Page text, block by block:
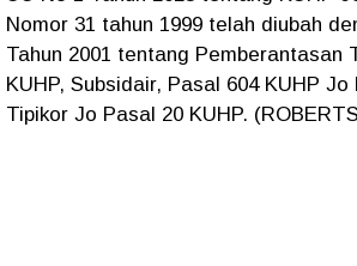
Nomor 31 tahun 1999 telah diubah
Tahun 2001 tentang Pemberantasan
KUHP, Subsidair, Pasal 604 KUHP Jo
Tipikor Jo Pasal 20 KUHP.